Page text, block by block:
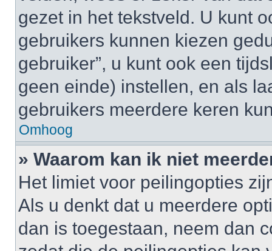
gezet in het tekstveld. U kunt
gebruikers kunnen kiezen
gebruiker”, u kunt ook een
geen einde) instellen, en als
gebruikers meerdere keren
Omhoog
» Waarom kan ik niet
Het limiet voor peilingopties
Als u denkt dat u meerdere
dan is toegestaan, neem dan